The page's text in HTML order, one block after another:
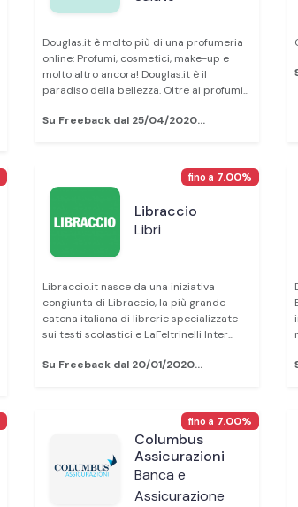
Douglas.it è molto più di una profumeria
online: Profumi, cosmetici, make-up e
molto altro ancora! Douglas.it è il
paradiso della bellezza. Oltre ai profumi...
Su Freeback dal 25/04/2020...
Libraccio
Libri
Libraccio.it nasce da una iniziativa
congiunta di Libraccio, la più grande
catena italiana di librerie specializzate
sui testi scolastici e LaFeltrinelli Inter...
Su Freeback dal 20/01/2020...
fino a 7.00%
Columbus
Assicurazioni
Banca e
Assicurazione
fino a 7.00%